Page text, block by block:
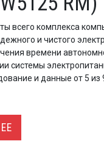
всего комплекса
и чистого
времени
системы
и данные от 5 из